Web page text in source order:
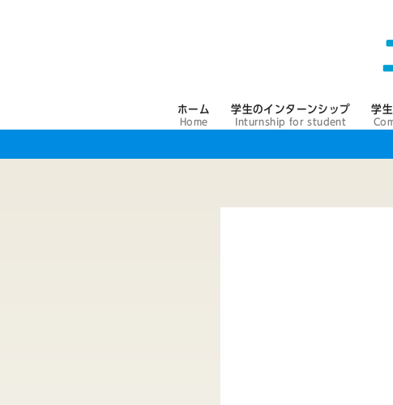
動
ホーム
Home
学生のインターンシップ
Inturnship for student
学